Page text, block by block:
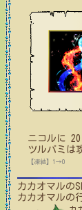
ニコル に 20
ツルバミ は
【凍結】1→0
カカオマルの
カカオマルの